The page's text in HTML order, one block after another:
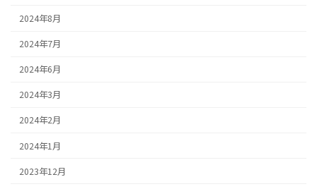
2024年8月
2024年7月
2024年6月
2024年3月
2024年2月
2024年1月
2023年12月